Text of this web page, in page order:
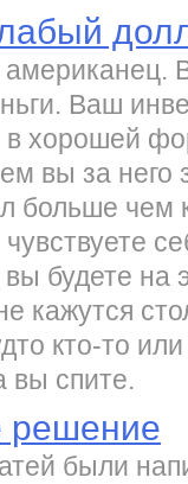
Ваш
в хорошей
вы за него
больше чем
будете на
кажутся
кто-то
вы спите.
решение
были